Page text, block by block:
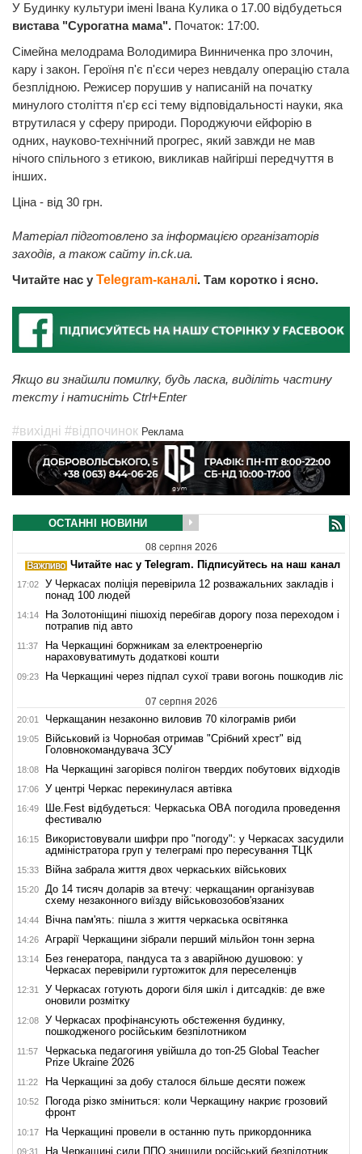
У Будинку культури імені Івана Кулика о 17.00 відбудеться
вистава "Сурогатна мама". Початок: 17:00.
Сімейна мелодрама Володимира Винниченка про злочин,
кару і закон. Героїня п'є п'єси через невдалу операцію стала
безплідною. Режисер порушив у написаній на початку
минулого століття п'єр єсі тему відповідальності науки, яка
втрутилася у сферу природи. Породжуючи ейфорію в
одних, науково-технічний прогрес, який завжди не мав
нічого спільного з етикою, викликав найгірші передчуття в
інших.
Ціна - від 30 грн.
Матеріал підготовлено за інформацією організаторів
заходів, а також сайту in.ck.ua.
Читайте нас у Telegram-каналі. Там коротко і ясно.
Якщо ви знайшли помилку, будь ласка, виділіть частину
тексту і натисніть Ctrl+Enter
#вихідні #відпочинок Реклама
ОСТАННІ НОВИНИ
08 серпня 2026
Читайте нас у Telegram. Підписуйтесь на наш канал
17:02
У Черкасах поліція перевірила 12 розважальних закладів і
понад 100 людей
14:14
На Золотоніщині пішохід перебігав дорогу поза переходом і
потрапив під авто
11:37
На Черкащині боржникам за електроенергію
нараховуватимуть додаткові кошти
09:23 На Черкащині через підпал сухої трави вогонь пошкодив ліс
07 серпня 2026
20:01 Черкащанин незаконно виловив 70 кілограмів риби
19:05
Військовий із Чорнобая отримав "Срібний хрест" від
Головнокомандувача ЗСУ
18:08 На Черкащині загорівся полігон твердих побутових відходів
17:06 У центрі Черкас перекинулася автівка
16:49
Ше.Fest відбудеться: Черкаська ОВА погодила проведення
фестивалю
16:15
Використовували шифри про "погоду": у Черкасах засудили
адміністратора груп у телеграмі про пересування ТЦК
15:33 Війна забрала життя двох черкаських військових
15:20
До 14 тисяч доларів за втечу: черкащанин організував
схему незаконного виїзду військовозобов'язаних
14:44 Вічна пам'ять: пішла з життя черкаська освітянка
14:26 Аграрії Черкащини зібрали перший мільйон тонн зерна
13:14
Без генератора, пандуса та з аварійною душовою: у
Черкасах перевірили гуртожиток для переселенців
12:31
У Черкасах готують дороги біля шкіл і дитсадків: де вже
оновили розмітку
12:08
У Черкасах профінансують обстеження будинку,
пошкодженого російським безпілотником
11:57
Черкаська педагогиня увійшла до топ-25 Global Teacher
Prize Ukraine 2026
11:22 На Черкащині за добу сталося більше десяти пожеж
10:52
Погода різко зміниться: коли Черкащину накриє грозовий
фронт
10:17 На Черкащині провели в останню путь прикордонника
09:31 На Черкащині сили ППО знищили російський безпілотник